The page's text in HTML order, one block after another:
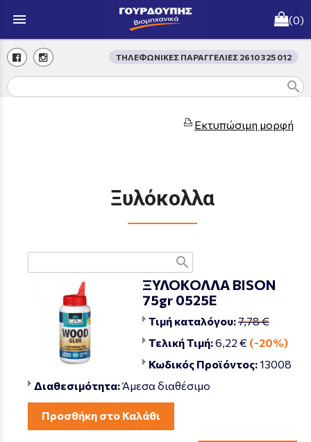
menu (0)
ΤΗΛΕΦΩΝΙΚΕΣ ΠΑΡΑΓΓΕΛΙΕΣ 2610 325 012
search
Εκτυπώσιμη μορφή
Ξυλόκολλα
search
ΞΥΛΟΚΟΛΛΑ BISON
75gr 0525Ε
Τιμή καταλόγου:7,78 €
Τελική Τιμή:6,22 € (-20%)
Κωδικός Προϊόντος:13008
Διαθεσιμότητα:Άμεσα διαθέσιμο
Προσθήκη στο Καλάθι